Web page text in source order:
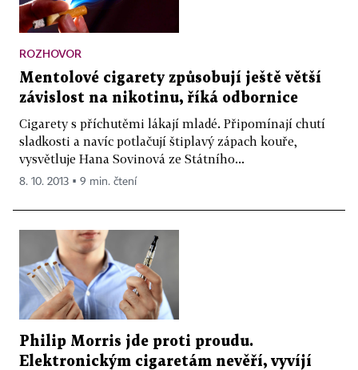
ROZHOVOR
Mentolové cigarety způsobují ještě větší
závislost na nikotinu, říká odbornice
Cigarety s příchutěmi lákají mladé. Připomínají chutí
sladkosti a navíc potlačují štiplavý zápach kouře,
vysvětluje Hana Sovinová ze Státního...
8. 10. 2013 ▪ 9 min. čtení
Philip Morris jde proti proudu.
Elektronickým cigaretám nevěří, vyvíjí